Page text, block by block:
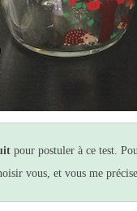
pour postuler à ce test.
vous, et vous me